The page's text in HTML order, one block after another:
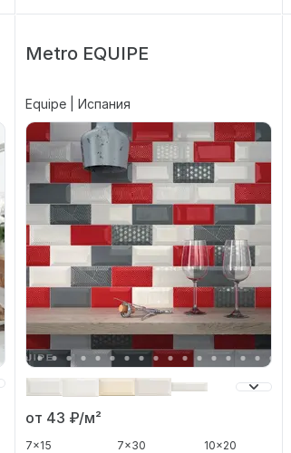
Metro EQUIPE
Equipe | Испания
от 43 ₽/м²
7x15 7x30
10x20